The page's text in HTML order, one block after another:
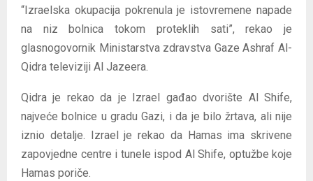
“Izraelska okupacija pokrenula je istovremene napade
na niz bolnica tokom proteklih sati”, rekao je
glasnogovornik Ministarstva zdravstva Gaze Ashraf Al-
Qidra televiziji Al Jazeera.
Qidra je rekao da je Izrael gađao dvorište Al Shife,
najveće bolnice u gradu Gazi, i da je bilo žrtava, ali nije
iznio detalje. Izrael je rekao da Hamas ima skrivene
zapovjedne centre i tunele ispod Al Shife, optužbe koje
Hamas poriče.